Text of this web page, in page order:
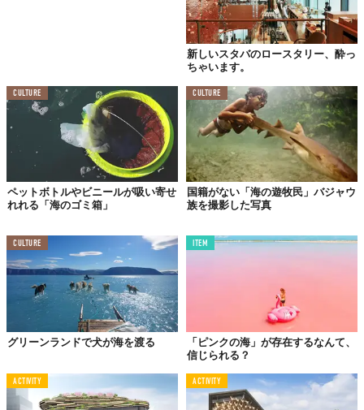
木や石などの自然素材を用い、地域や風土に根付く自然の地形と
調和しながら、日本ならではのプリミティブなスタイルに落とし
込んでいく。建築家・隈研吾のエッセンスを随所に堪能できる
宿。そこには、極上のおもてなしが待っています。
Photo by
1階は、木版画家・徳力富吉郎による荘厳なふすま絵。
新しいスタバのロースタリー、酔っ
ちゃいます。
CULTURE
ペットボトルやビニールが吸い寄せ
れれる「海のゴミ箱」
CULTURE
国籍がない「海の遊牧民」バジャウ
族を撮影した写真
CULTURE
グリーンランドで犬が海を渡る
ITEM
「ピンクの海」が存在するなんて、
信じられる？
ACTIVITY ACTIVITY